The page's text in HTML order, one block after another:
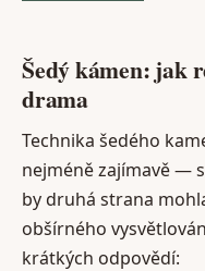
Šedý kámen: jak
drama
Technika šedého
nejméně zajímavě —
by druhá strana
obšírného
krátkých odpovědí: